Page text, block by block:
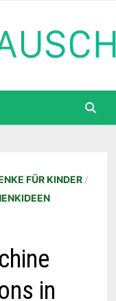
FÜR KINDER/
in